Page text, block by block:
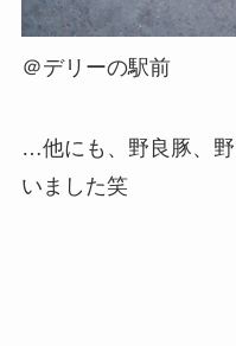
＠デリーの駅前
…他にも、野良豚、
いました笑